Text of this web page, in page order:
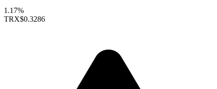
1.17%
TRX$0.3286